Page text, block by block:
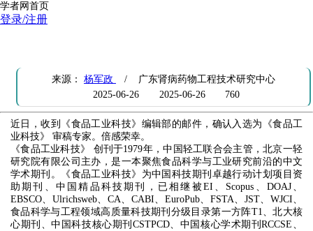
学者网首页
登录/注册
来源： 杨军政
/ 广东肾病药物工程技术研究中心
2025-06-26
2025-06-26 760
近日，收到《食品工业科技》编辑部的邮件，确认入选为《食品工
业科技》 审稿专家。倍感荣幸。
《食品工业科技》 创刊于1979年，中国轻工联合会主管，北京一轻
研究院有限公司主办，是一本聚焦食品科学与工业研究前沿的中文
学术期刊。《食品工业科技》为中国科技期刊卓越行动计划项目资
助期刊、中国精品科技期刊，已相继被EI、Scopus、DOAJ、
EBSCO、Ulrichsweb、CA、CABI、EuroPub、FSTA、JST、WJCI、
食品科学与工程领域高质量科技期刊分级目录第一方阵T1、北大核
心期刊、中国科技核心期刊CSTPCD、中国核心学术期刊RCCSE、